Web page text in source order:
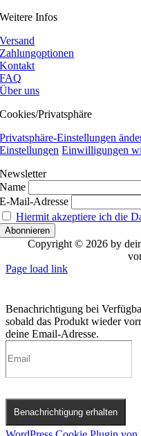
Weitere Infos
Versand
Zahlungoptionen
Kontakt
FAQ
Über uns
Cookies/Privatsphäre
Privatsphäre-Einstellungen
Einstellungen Einwilligungen
Newsletter
Name
E-Mail-Adresse
Hiermit akzeptiere ich die
Copyright © 2026 by
Page load link
Benachrichtigung bei
sobald das Produkt wieder
deine Email-Adresse.
Benachrichtigung erhalten